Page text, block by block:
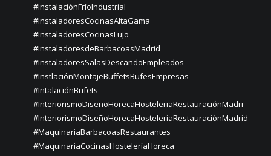
#InstalaciónFríoIndustrial
#InstaladoresCocinasAltaGama
#InstaladoresCocinasLujo
#InstaladoresdeBarbacoasMadrid
#InstaladoresSalasDescandoEmpleados
#InstlaciónMontajeBuffetsBufesEmpresas
#IntalaciónBufets
#InteriorismoDiseñoHorecaHosteleriaRestauraciónMadri
#InteriorismoDiseñoHorecaHosteleriaRestauraciónMadrid
#MaquinariaBarbacoasRestaurantes
#MaquinariaCocinasHosteleríaHoreca